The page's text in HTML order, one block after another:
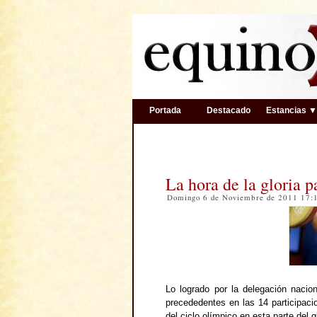
Portada Destacado Estancias ▼
La hora de la gloria
Domingo 6 de Noviembre de 2011
Lo logrado por la delegación
precededentes en las 14